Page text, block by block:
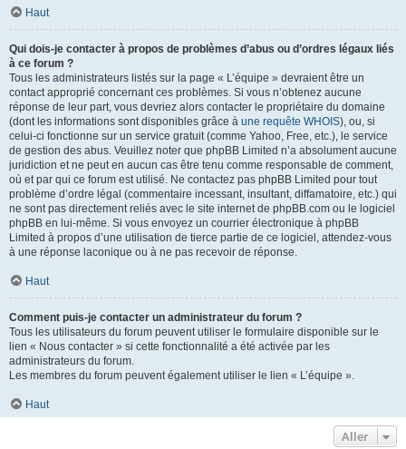
Haut
Qui dois-je contacter à propos de problèmes d’abus ou d’ordres légaux liés
à ce forum ?
Tous les administrateurs listés sur la page « L’équipe » devraient être un
contact approprié concernant ces problèmes. Si vous n’obtenez aucune
réponse de leur part, vous devriez alors contacter le propriétaire du domaine
(dont les informations sont disponibles grâce à une requête WHOIS), ou, si
celui-ci fonctionne sur un service gratuit (comme Yahoo, Free, etc.), le service
de gestion des abus. Veuillez noter que phpBB Limited n’a absolument aucune
juridiction et ne peut en aucun cas être tenu comme responsable de comment,
où et par qui ce forum est utilisé. Ne contactez pas phpBB Limited pour tout
problème d’ordre légal (commentaire incessant, insultant, diffamatoire, etc.) qui
ne sont pas directement reliés avec le site internet de phpBB.com ou le logiciel
phpBB en lui-même. Si vous envoyez un courrier électronique à phpBB
Limited à propos d’une utilisation de tierce partie de ce logiciel, attendez-vous
à une réponse laconique ou à ne pas recevoir de réponse.
Haut
Comment puis-je contacter un administrateur du forum ?
Tous les utilisateurs du forum peuvent utiliser le formulaire disponible sur le
lien « Nous contacter » si cette fonctionnalité a été activée par les
administrateurs du forum.
Les membres du forum peuvent également utiliser le lien « L’équipe ».
Haut
Aller